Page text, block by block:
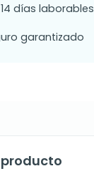
días laborables
garantizado
producto